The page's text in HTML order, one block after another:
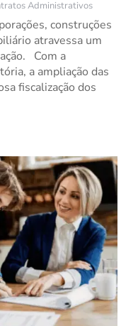
Administrativos
construções
atravessa um
Com a
a ampliação das
fiscalização dos